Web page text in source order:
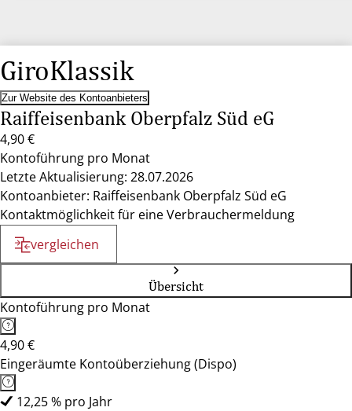
GiroKlassik
Zur Website des Kontoanbieters
Raiffeisenbank Oberpfalz Süd eG
4,90 €
Kontoführung pro Monat
Letzte Aktualisierung: 28.07.2026
Kontoanbieter: Raiffeisenbank Oberpfalz Süd eG
Kontaktmöglichkeit für eine Verbrauchermeldung
vergleichen
Übersicht
Kontoführung pro Monat
4,90 €
Eingeräumte Kontoüberziehung (Dispo)
12,25 % pro Jahr